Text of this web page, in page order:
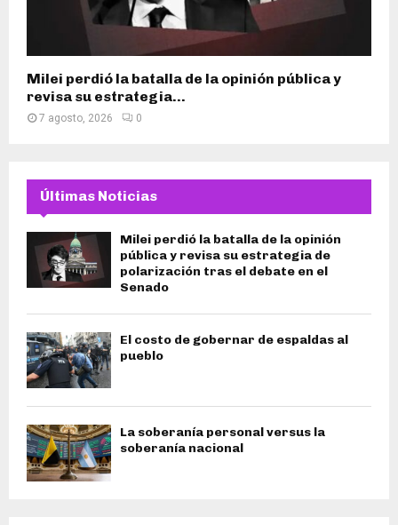
Milei perdió la batalla de la opinión pública y
revisa su estrategia...
7 agosto, 2026 0
Últimas Noticias
Milei perdió la batalla de la opinión
pública y revisa su estrategia de
polarización tras el debate en el
Senado
El costo de gobernar de espaldas al
pueblo
La soberanía personal versus la
soberanía nacional